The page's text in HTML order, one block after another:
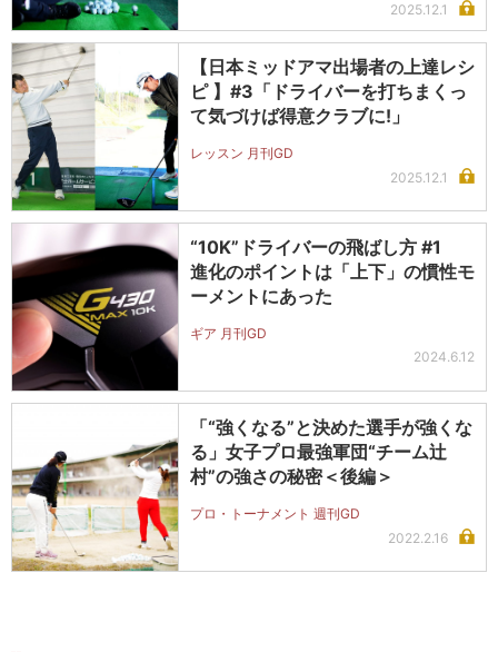
2025.12.1
【日本ミッドアマ出場者の上達レシ
ピ 】#3「ドライバーを打ちまくっ
て気づけば得意クラブに!」
レッスン 月刊GD
2025.12.1
“10K”ドライバーの飛ばし方 #1
進化のポイントは「上下」の慣性モ
ーメントにあった
ギア 月刊GD
2024.6.12
「“強くなる”と決めた選手が強くな
る」女子プロ最強軍団“チーム辻
村”の強さの秘密＜後編＞
プロ・トーナメント 週刊GD
2022.2.16